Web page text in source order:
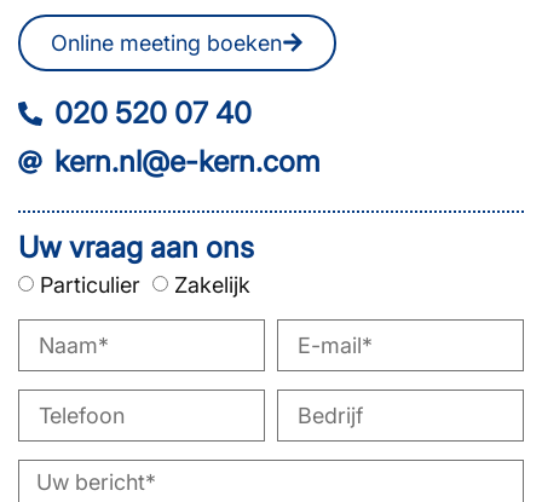
Online meeting boeken
020 520 07 40
kern.nl@e-kern.com
Uw vraag aan ons
Particulier Zakelijk